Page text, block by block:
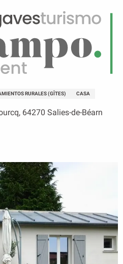
RURALES (GÎTES) CASA
64270 Salies-de-Béarn